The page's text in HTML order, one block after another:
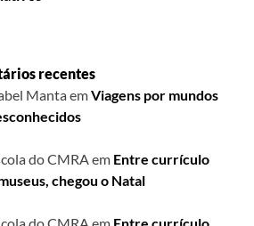
recentes
MantaemViagens por mundos
do CMRAem Entre currículo
chegou o Natal